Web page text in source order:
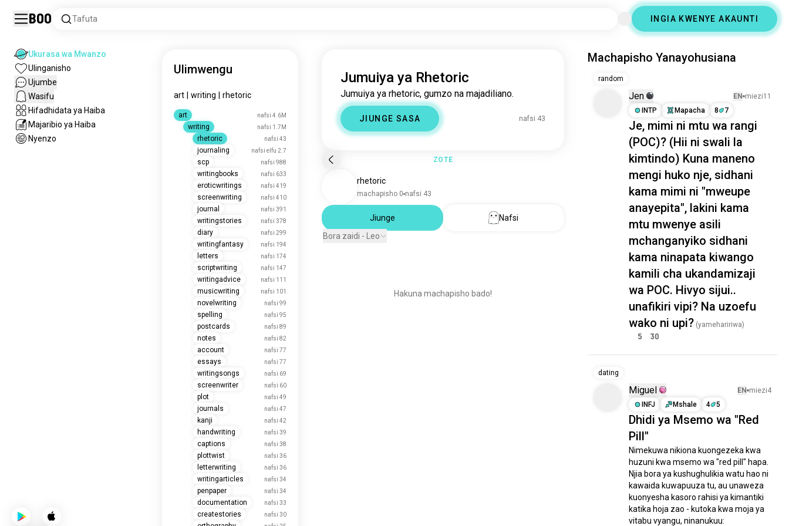
Boo Tafuta INGIA KWENYE AKAUNTI
Ukurasa wa Mwanzo
Ulinganisho
Ujumbe
Wasifu
Hifadhidata ya Haiba
Majaribio ya Haiba
Nyenzo
Ulimwengu
art writing rhetoric
art nafsi 4.6M
writing nafsi 1.7M
rhetoric nafsi 43
journaling nafsi elfu 2.7
scp nafsi 988
writingbooks nafsi 633
eroticwritings nafsi 419
screenwriting nafsi 410
journal nafsi 391
writingstories nafsi 378
diary nafsi 299
writingfantasy nafsi 194
letters nafsi 174
scriptwriting nafsi 147
writingadvice nafsi 111
musicwriting nafsi 101
novelwriting nafsi 99
spelling nafsi 95
postcards nafsi 89
notes nafsi 82
account nafsi 77
essays nafsi 77
writingsongs nafsi 69
screenwriter nafsi 60
plot nafsi 49
journals nafsi 47
kanji nafsi 42
handwriting nafsi 39
captions nafsi 38
plottwist nafsi 36
letterwriting nafsi 36
writingarticles nafsi 34
penpaper nafsi 34
documentation nafsi 33
createstories nafsi 30
Jumuiya ya Rhetoric
Jumuiya ya rhetoric, gumzo na majadiliano.
JIUNGE SASA nafsi 43
ZOTE
rhetoric
machapisho 0 nafsi 43
Jiunge
Nafsi
Bora zaidi - Leo
Hakuna machapisho bado!
Machapisho Yanayohusiana
random
Jen EN miezi11
INTP
Mapacha 8 7
Je, mimi ni mtu wa rangi
(POC)? (Hii ni swali la
kimtindo) Kuna maneno
mengi huko nje, sidhani
kama mimi ni "mweupe
anayepita", lakini kama
mtu mwenye asili
mchanganyiko sidhani
kama ninapata kiwango
kamili cha ukandamizaji
wa POC. Hivyo sijui..
unafikiri vipi? Na uzoefu
wako ni upi? (yamehaririwa)
5 30
dating
Miguel EN miezi4
INFJ
Mshale 4 5
Dhidi ya Msemo wa "Red
Pill"
Nimekuwa nikiona kuongezeka kwa
huzuni kwa msemo wa "red pill" hapa.
Njia bora ya kushughulikia watu hao ni
kawaida kuwapuuza tu, au unaweza
kuonyesha kasoro rahisi ya kimantiki
katika hoja zao - kutoka kwa moja ya
vitabu vyangu, ninanukuu: